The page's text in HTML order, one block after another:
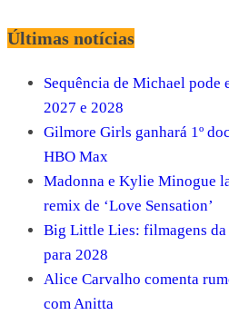
Últimas notícias
Sequência de Michael pode
2027 e 2028
Gilmore Girls ganhará 1º
HBO Max
Madonna e Kylie Minogue
remix de ‘Love Sensation’
Big Little Lies: filmagens da
para 2028
Alice Carvalho comenta
com Anitta